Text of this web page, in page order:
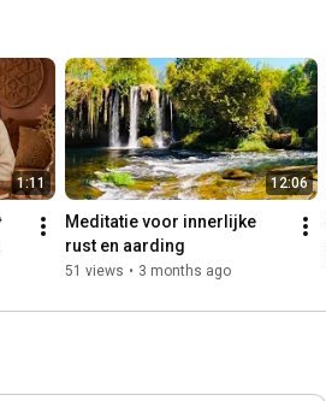
1:11 12:06
Meditatie voor innerlijke
rust en aarding
51 views • 3 months ago